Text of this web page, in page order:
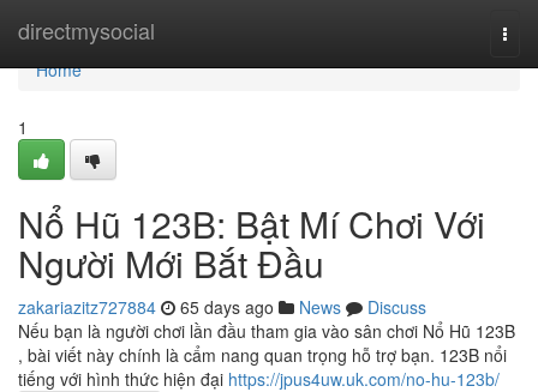
directmysocial
Home
Home
1
Nổ Hũ 123B: Bật Mí Chơi Với
Người Mới Bắt Đầu
zakariazitz727884 65 days ago News
Discuss
Nếu bạn là người chơi lần đầu tham gia vào sân chơi Nổ Hũ 123B
, bài viết này chính là cẩm nang quan trọng hỗ trợ bạn. 123B nổi
tiếng với hình thức hiện đại https://jpus4uw.uk.com/no-hu-123b/